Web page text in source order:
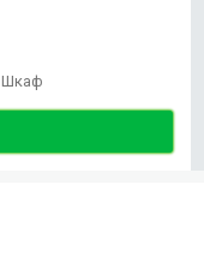
Шкаф